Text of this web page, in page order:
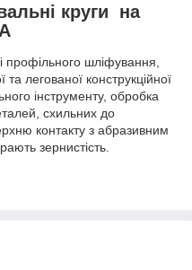
круги на
профільного шліфування,
легованої конструкційної
інструменту, обробка
схильних до
контакту з абразивним
зернистість.